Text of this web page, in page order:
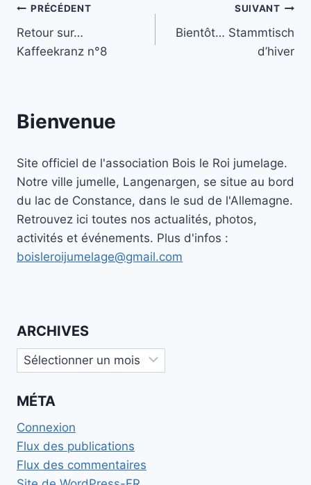
Navigation
de
PRÉCÉDENT
Retour sur…
Kaffeekranz n°8
SUIVANT
Bientôt… Stammtisch
d’hiver
Bienvenue
Site officiel de l'association Bois le Roi jumelage.
Notre ville jumelle, Langenargen, se situe au bord
du lac de Constance, dans le sud de l'Allemagne.
Retrouvez ici toutes nos actualités, photos,
activités et événements. Plus d'infos :
boisleroijumelage@gmail.com
ARCHIVES
Archives
MÉTA
Connexion
Flux des publications
Flux des commentaires